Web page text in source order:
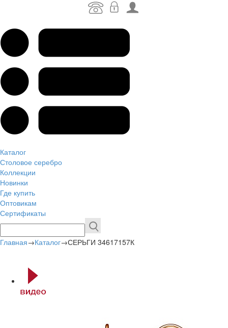
Каталог
Столовое серебро
Коллекции
Новинки
Где купить
Оптовикам
Сертификаты
Главная→Каталог→СЕРЬГИ 34617157К